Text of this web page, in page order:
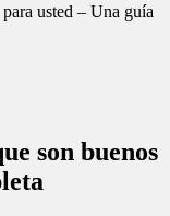
son buenos